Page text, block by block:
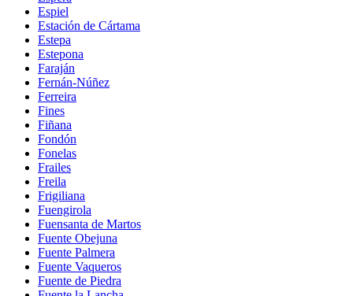
Espiel
Estación de Cártama
Estepa
Estepona
Faraján
Fernán-Núñez
Ferreira
Fines
Fiñana
Fondón
Fonelas
Frailes
Freila
Frigiliana
Fuengirola
Fuensanta de Martos
Fuente Obejuna
Fuente Palmera
Fuente Vaqueros
Fuente de Piedra